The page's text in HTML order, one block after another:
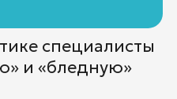
специалисты
и «бледную»